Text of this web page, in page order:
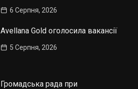
6 Серпня, 2026
Avellana Gold оголосила вакансії
5 Серпня, 2026
Громадська рада при